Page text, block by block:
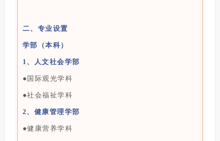
二、专业设置
学部（本科）
1、人文社会学部
●国际观光学科
●社会福祉学科
2、健康管理学部
●健康营养学科